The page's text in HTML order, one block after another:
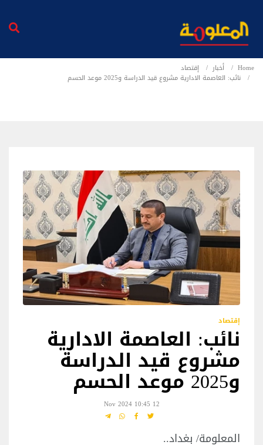
Home أخبار
إقتصاد
نائب: العاصمة الادارية مشروع قيد الدراسة و2025 موعد الحسم
إقتصاد
نائب: العاصمة الادارية
مشروع قيد الدراسة
و2025 موعد الحسم
12 Nov 2024 10:45
المعلومة/ بغداد..